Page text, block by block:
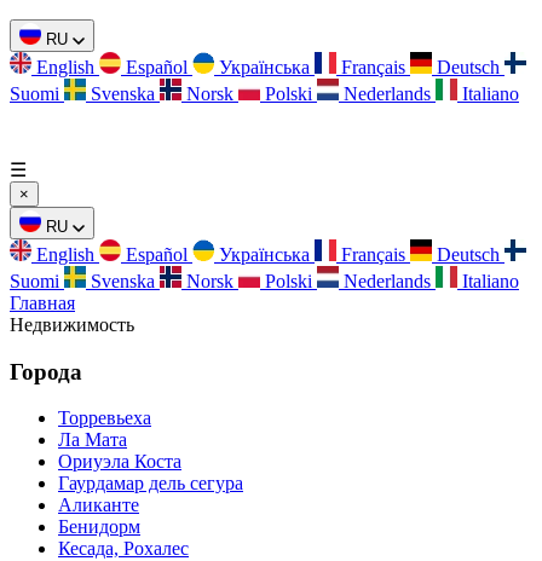
RU
English Español Українська Français
Deutsch
Suomi
Svenska Norsk Polski Nederlands Italiano
☰
×
RU
English Español Українська Français
Deutsch
Suomi
Svenska Norsk Polski Nederlands
Italiano
Главная
Недвижимость
Города
Торревьеха
Ла Мата
Ориуэла Коста
Гаурдамар дель сегура
Аликанте
Бенидорм
Кесада, Рохалес